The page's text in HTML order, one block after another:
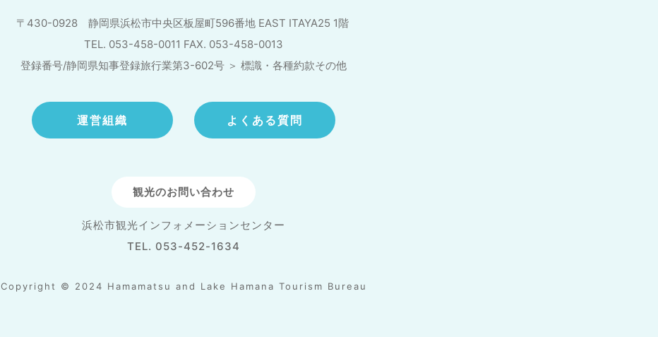
〒430-0928 静岡県浜松市中央区板屋町596番地 EAST ITAYA25 1階
TEL. 053-458-0011 FAX. 053-458-0013
登録番号/静岡県知事登録旅行業第3-602号 ＞ 標識・各種約款その他
運営組織 よくある質問
観光のお問い合わせ
浜松市観光インフォメーションセンター
TEL. 053-452-1634
Copyright © 2024 Hamamatsu and Lake Hamana Tourism Bureau